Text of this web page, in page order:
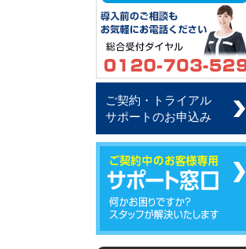
ご契約・トライアル
サポートのお申込み